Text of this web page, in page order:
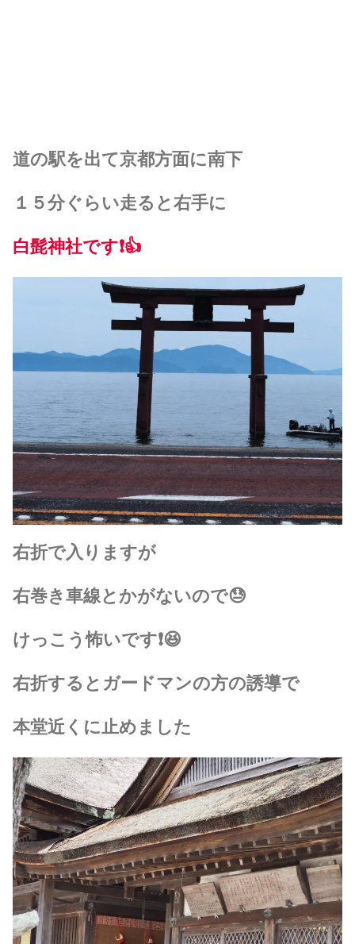
道の駅を出て京都方面に南下
１５分ぐらい走ると右手に
白髭神社です❗️👍️
右折で入りますが
右巻き車線とかがないので😓
けっこう怖いです❗😆
右折するとガードマンの方の誘導で
本堂近くに止めました